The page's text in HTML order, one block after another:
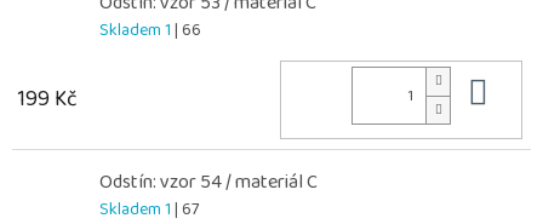
Skladem 1| 66
199 Kč
Odstín: vzor 54 / materiál C
Skladem 1| 67